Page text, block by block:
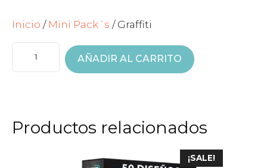
original
$10.00.
actual
$5.00.
Inicio / Mini Pack´s / Graffiti
GRAFFITI
CANTIDAD
AÑADIR AL CARRITO
Productos relacionados
¡SALE!